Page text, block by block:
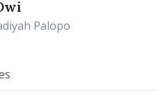
Palopo